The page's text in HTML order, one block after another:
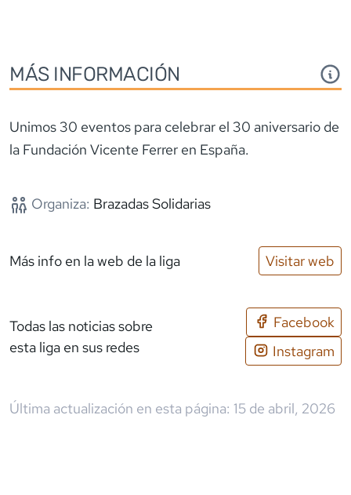
MÁS INFORMACIÓN
Unimos 30 eventos para celebrar el 30 aniversario de
la Fundación Vicente Ferrer en España.
Organiza: Brazadas Solidarias
Más info en la web de la liga Visitar web
Todas las noticias sobre
esta liga en sus redes
Facebook
Instagram
Última actualización en esta página: 15 de abril, 2026